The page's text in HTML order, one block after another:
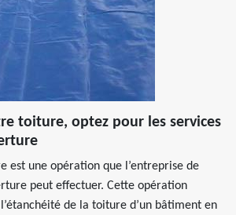
toiture, optez pour les services
est une opération que l’entreprise de
peut effectuer. Cette opération
de la toiture d’un bâtiment en